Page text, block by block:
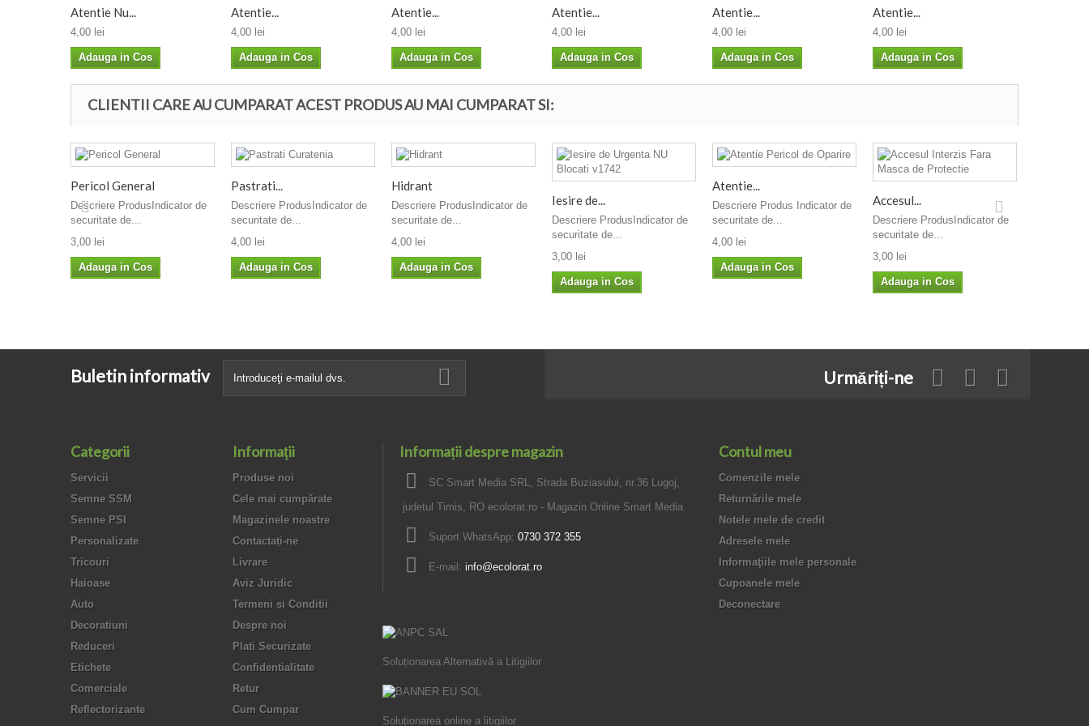
Atentie Nu...
4,00 lei
Adauga in Cos
Atentie...
4,00 lei
Adauga in Cos
Atentie...
4,00 lei
Adauga in Cos
Atentie...
4,00 lei
Adauga in Cos
Atentie...
4,00 lei
Adauga in Cos
Atentie...
4,00 lei
Adauga in Cos
CLIENTII CARE AU CUMPARAT ACEST PRODUS AU MAI CUMPARAT SI:
Pericol General
Descriere ProdusIndicator de
securitate de...
3,00 lei
Adauga in Cos
Pastrati...
Descriere ProdusIndicator de
securitate de...
4,00 lei
Adauga in Cos
Hidrant
Descriere ProdusIndicator de
securitate de...
4,00 lei
Adauga in Cos
Iesire de...
Descriere ProdusIndicator de
securitate de...
3,00 lei
Adauga in Cos
Atentie...
Descriere Produs Indicator de
securitate de...
4,00 lei
Adauga in Cos
Accesul...
Descriere ProdusIndicator de
securitate de...
3,00 lei
Adauga in Cos
Buletin informativ Urmăriți-ne
Categorii
Servicii
Semne SSM
Semne PSI
Personalizate
Tricouri
Haioase
Auto
Decoratiuni
Reduceri
Etichete
Comerciale
Reflectorizante
Informaţii
Produse noi
Cele mai cumpărate
Magazinele noastre
Contactați-ne
Livrare
Aviz Juridic
Termeni si Conditii
Despre noi
Plati Securizate
Confidentialitate
Retur
Cum Cumpar
Informații despre magazin
SC Smart Media SRL, Strada Buziasului, nr.36 Lugoj,
judetul Timis, RO ecolorat.ro - Magazin Online Smart Media
Suport WhatsApp: 0730 372 355
E-mail: info@ecolorat.ro
Contul meu
Comenzile mele
Returnările mele
Notele mele de credit
Adresele mele
Informaţiile mele personale
Cupoanele mele
Deconectare
Soluționarea Alternativă a Litigiilor
Soluționarea online a litigiilor